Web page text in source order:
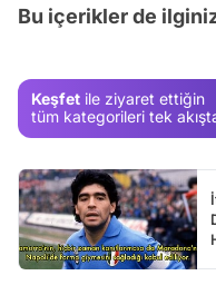
Bu içerikler de
Keşfet ile ziyaret ettiğin
tüm kategorileri tek